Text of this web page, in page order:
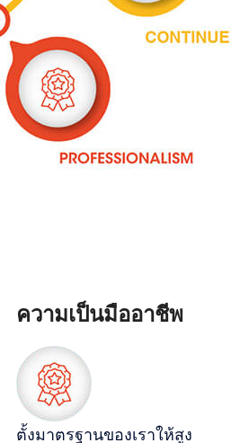
ความเป็นมืออาชีพ
ตั้งมาตรฐานของเราให้สูง